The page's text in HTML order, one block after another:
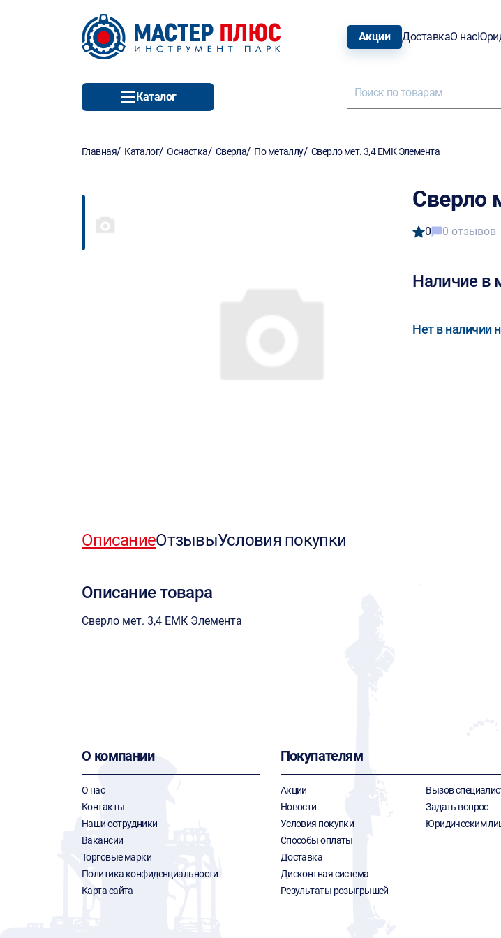
Акции ДоставкаО нас
Каталог
Главная/ Каталог/Оснастка/ Сверла/ По металлу/ Сверло мет. 3,4 ЕМК Элемента
Сверло
0 0 отзывов
Наличие в
Нет в наличии
ОписаниеОтзывыУсловия покупки
Описание товара
Сверло мет. 3,4 ЕМК Элемента
О компании
О нас
Контакты
Наши сотрудники
Вакансии
Торговые марки
Политика конфиденциальности
Карта сайта
Покупателям
Акции
Новости
Условия покупки
Способы оплаты
Доставка
Дисконтная система
Результаты розыгрышей
Вызов
Задать вопрос
Юридическим